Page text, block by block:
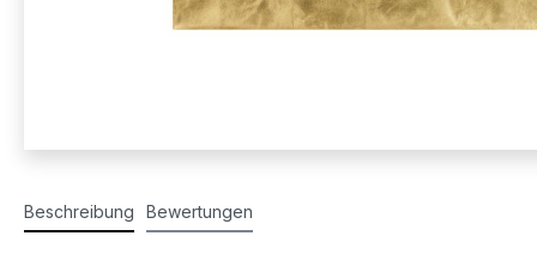
Beschreibung Bewertungen